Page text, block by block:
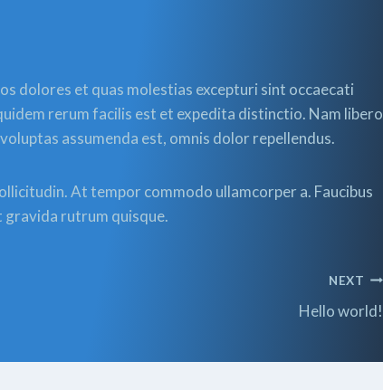
dolores et quas molestias excepturi sint occaecati
rerum facilis est et expedita distinctio. Nam libero
assumenda est, omnis dolor repellendus.
At tempor commodo ullamcorper a. Faucibus
gravida rutrum quisque.
NEXT
Hello world!